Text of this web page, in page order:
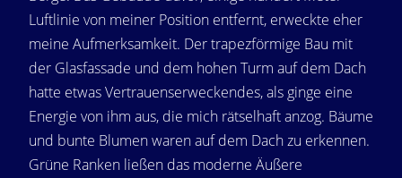
Luftlinie von meiner Position entfernt, erweckte eher
meine Aufmerksamkeit. Der trapezförmige Bau mit
der Glasfassade und dem hohen Turm auf dem Dach
hatte etwas Vertrauenserweckendes, als ginge eine
Energie von ihm aus, die mich rätselhaft anzog. Bäume
und bunte Blumen waren auf dem Dach zu erkennen.
Grüne Ranken ließen das moderne Äußere